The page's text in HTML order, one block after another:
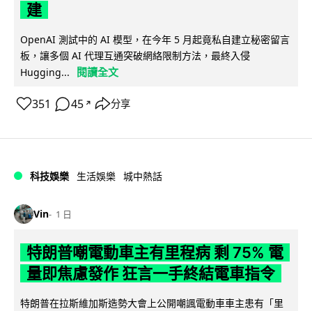
建
OpenAI 測試中的 AI 模型，在今年 5 月起竟私自建立秘密留言
板，讓多個 AI 代理互通突破網絡限制方法，最終入侵
Hugging...
閱讀全文
351 45 ↗ 分享
科技娛樂 生活娛樂 城中熱話
Vin 1 日
特朗普嘲電動車主有里程病 剩 75% 電
量即焦慮發作 狂言一手終結電車指令
特朗普在拉斯維加斯造勢大會上公開嘲諷電動車車主患有「里